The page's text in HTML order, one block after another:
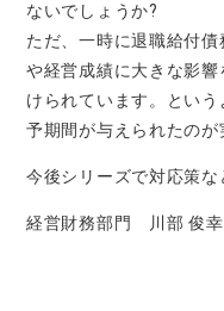
ないでしょうか?
ただ、一時に退職給付
や経営成績に大きな影
けられています。とい
予期間が与えられたの
今後シリーズで対応策な
経営財務部門 川部 俊幸